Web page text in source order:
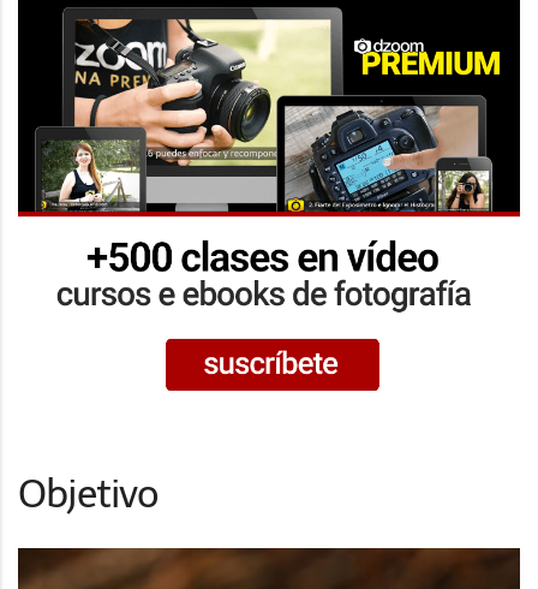
Objetivo